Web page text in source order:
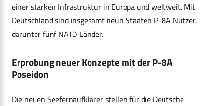
einer starken Infrastruktur in Europa und weltweit. Mit
Deutschland sind insgesamt neun Staaten P-8A Nutzer,
darunter fünf NATO Länder.
Erprobung neuer Konzepte mit der P-8A
Poseidon
Die neuen Seefernaufklärer stellen für die Deutsche